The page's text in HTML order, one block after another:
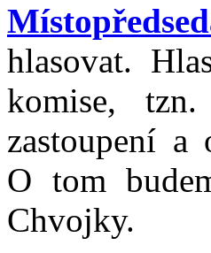
hlasovat.
komise,
zastoupení
O tom
Chvojky.